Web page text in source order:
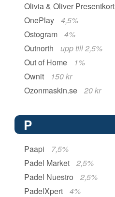
Olivia & Oliver Presentkort
OnePlay
4,5%
Ostogram
4%
Outnorth
upp till 2,5%
Out of Home
1%
Ownit
150 kr
Ozonmaskin.se
20 kr
P
Paapi
7,5%
Padel Market
2,5%
Padel Nuestro
2,5%
PadelXpert
4%